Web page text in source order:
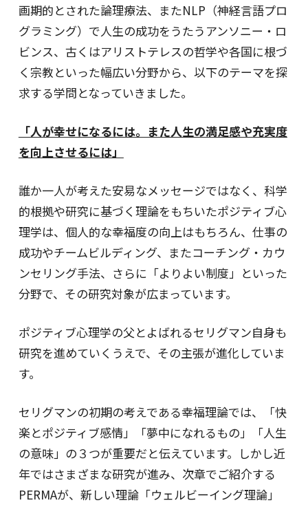
画期的とされた論理療法、またNLP（神経言語プロ
グラミング）で人生の成功をうたうアンソニー・ロ
ビンス、古くはアリストテレスの哲学や各国に根づ
く宗教といった幅広い分野から、以下のテーマを探
求する学問となっていきました。
「人が幸せになるには。また人生の満足感や充実度
を向上させるには」
誰か一人が考えた安易なメッセージではなく、科学
的根拠や研究に基づく理論をもちいたポジティブ心
理学は、個人的な幸福度の向上はもちろん、仕事の
成功やチームビルディング、またコーチング・カウ
ンセリング手法、さらに「よりよい制度」といった
分野で、その研究対象が広まっています。
ポジティブ心理学の父とよばれるセリグマン自身も
研究を進めていくうえで、その主張が進化していま
す。
セリグマンの初期の考えである幸福理論では、「快
楽とポジティブ感情」「夢中になれるもの」「人生
の意味」の３つが重要だと伝えています。しかし近
年ではさまざまな研究が進み、次章でご紹介する
PERMAが、新しい理論「ウェルビーイング理論」